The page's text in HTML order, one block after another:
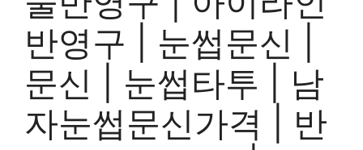
반영구 | 눈썹문신 |
문신 | 눈썹타투 | 남
자눈썹문신가격 | 반